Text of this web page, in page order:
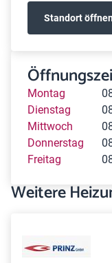
Standort öffnen
Montag
Dienstag
Mittwoch
Donnerstag
Freitag
Weitere